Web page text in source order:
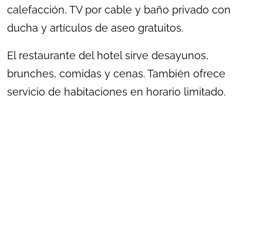
calefacción, TV por cable y baño privado con
ducha y artículos de aseo gratuitos.
El restaurante del hotel sirve desayunos,
brunches, comidas y cenas. También ofrece
servicio de habitaciones en horario limitado.